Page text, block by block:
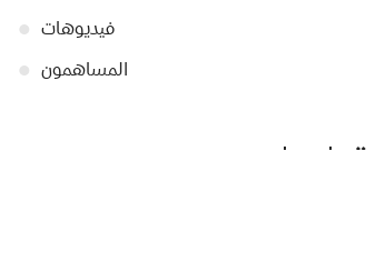
● فيديوهات
● المساهمون
تواصل